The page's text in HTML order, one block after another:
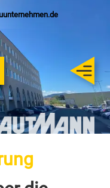
Rohbau
Karriere